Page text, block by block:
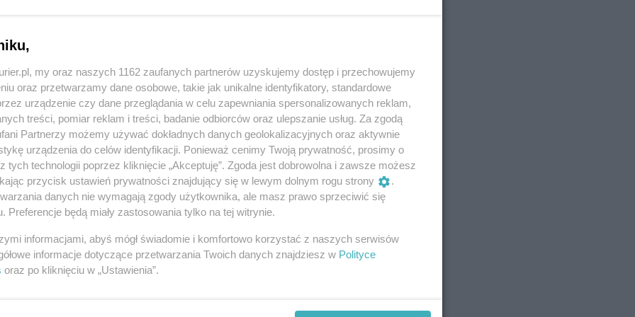
umiejętności do aktualnych potrzeb
się technologie, a tym samym coraz wyższe
REKLAMA
wynika m.in. z przepisów wewnętrznych
kwalifikację. W Grupie Azoty Police corocznie
na stanowiskach pracy. To kursy zawodowe
BHP.
w późniejszym zdaniu egzaminów
przy obsłudze i konserwacji urządzeń
instalacji i sieci energetycznych,
lub dozoru. Grupa Azoty Police
my oraz naszych 1162 zaufanych partnerów uzyskujemy dostęp i przechowujemy
oraz przetwarzamy dane osobowe, takie jak unikalne identyfikatory, standardowe
urządzenie czy dane przeglądania w celu zapewniania spersonalizowanych reklam,
treści, pomiar reklam i treści, badanie odbiorców oraz ulepszanie usług. Za zgodą
Partnerzy możemy używać dokładnych danych geolokalizacyjnych oraz aktywnie
urządzenia do celów identyfikacji. Ponieważ cenimy Twoją prywatność, prosimy o
tych technologii poprzez kliknięcie „Akceptuję”. Zgoda jest dobrowolna i zawsze możesz
przycisk ustawień prywatności znajdujący się w lewym dolnym rogu strony
.
danych nie wymagają zgody użytkownika, ale masz prawo sprzeciwić się
Preferencje będą miały zastosowania tylko na tej witrynie.
informacjami, abyś mógł świadomie i komfortowo korzystać z naszych serwisów
informacje dotyczące przetwarzania Twoich danych znajdziesz w Polityce
oraz po kliknięciu w „Ustawienia”.